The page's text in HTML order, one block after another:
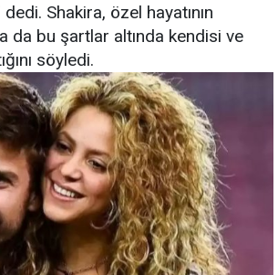
Shakira, özel hayatının
da bu şartlar altında kendisi ve
söyledi.